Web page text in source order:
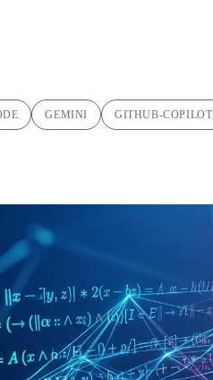
GEMINI GITHUB-COPILOT